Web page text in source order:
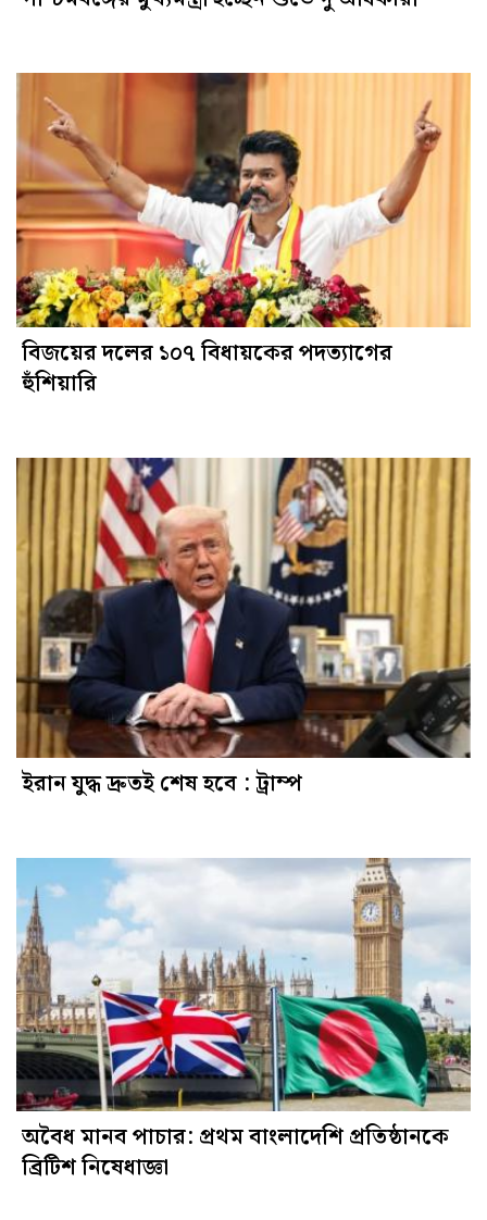
বিজয়ের দলের ১০৭ বিধায়কের পদত্যাগের
হুঁশিয়ারি
ইরান যুদ্ধ দ্রুতই শেষ হবে : ট্রাম্প
অবৈধ মানব পাচার: প্রথম বাংলাদেশি প্রতিষ্ঠানকে
ব্রিটিশ নিষেধাজ্ঞা